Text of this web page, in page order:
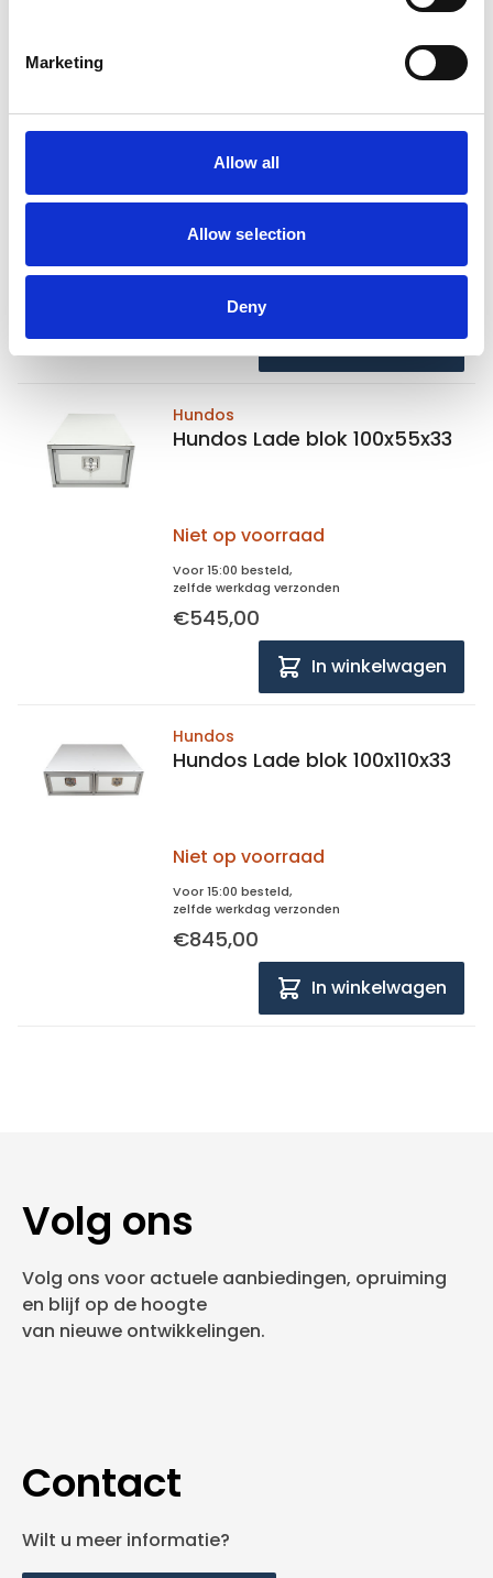
Marketing
Allow all
Allow selection
Deny
Hundos Lade blok 100x47x33
zelfde werkdag verzonden
€530,00
In winkelwagen
Hundos
Hundos Lade blok 100x55x33
Niet op voorraad
Voor 15:00 besteld,
zelfde werkdag verzonden
€545,00
In winkelwagen
Hundos
Hundos Lade blok 100x110x33
Niet op voorraad
Voor 15:00 besteld,
zelfde werkdag verzonden
€845,00
In winkelwagen
Volg ons
Volg ons voor actuele aanbiedingen, opruiming
en blijf op de hoogte
van nieuwe ontwikkelingen.
Contact
Wilt u meer informatie?